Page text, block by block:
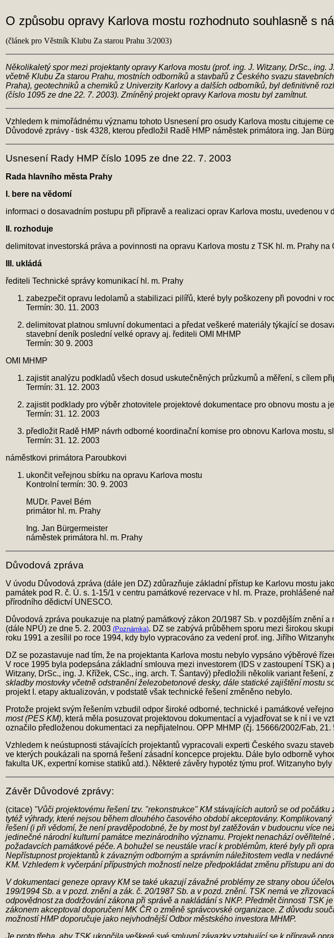
O způsobu opravy Karlova mostu rozhodnuto souhlasně s
(článek pro Věstník Klubu Za starou Prahu 3/2003)
Několikaletý spor mezi projektanty opravy Karlova mostu (prof. ing. J. Witzany, DrSc.,
včetně Klubu Za starou Prahu, mostních odborníků a stavbařů z Českého svazu
Praha), geotechniků a chemiků z Univerzity Karlovy a dalších odborníků, byl definitivně
(číslo 1095 ze dne 22. 7. 2003). Zmíněný projekt opravy Karlova mostu byl zamítnut.
Vzhledem k mimořádnému významu tohoto Usnesení pro osudy Karlova mostu citujeme
Důvodové zprávy - tisk 4328, kterou předložil Radě HMP náměstek primátora ing. Jan
Usnesení Rady HMP číslo 1095 ze dne 22. 7. 2003
Rada hlavního města Prahy
I. bere na vědomí
informaci o dosavadním postupu při přípravě a realizaci oprav Karlova mostu, uvedenou v
II. rozhoduje
delimitovat investorská práva a povinnosti na opravu Karlova mostu z TSK hl. m. Prahy na
III. ukládá
řediteli Technické správy komunikací hl. m. Prahy
zabezpečit opravu ledolamů a stabilizaci pilířů, které byly poškozeny při povodni v
Termín: 30. 11. 2003
delimitovat platnou smluvní dokumentaci a předat veškeré materiály týkající se
stavební deník poslední velké opravy aj. řediteli OMI MHMP
Termín: 30 9. 2003
OMI MHMP
zajistit analýzu podkladů všech dosud uskutečněných průzkumů a měření, s cílem
Termín: 31. 12. 2003
zajistit podklady pro výběr zhotovitele projektové dokumentace pro obnovu mostu a
Termín: 31. 12. 2003
předložit Radě HMP návrh odborné koordinační komise pro obnovu Karlova mostu,
Termín: 31. 12. 2003
náměstkovi primátora Paroubkovi
ukončit veřejnou sbírku na opravu Karlova mostu
Kontrolní termín: 30. 9. 2003
MUDr. Pavel Bém
primátor hl. m. Prahy
Ing. Jan Bürgermeister
náměstek primátora hl. m. Prahy
Důvodová zpráva
V úvodu Důvodová zpráva (dále jen DZ) zdůrazňuje základní přístup ke Karlovu mostu
památek pod R. č. Ú. s. 1-15/1 v centru památkové rezervace v hl. m. Praze, prohlášené
přírodního dědictví UNESCO.
Důvodová zpráva poukazuje na platný památkový zákon 20/1987 Sb. v pozdějším znění
(dále NPÚ) ze dne 5. 2. 2003 (Poznámka). DZ se zabývá průběhem sporu mezi širokou
roku 1991 a zesílil po roce 1994, kdy bylo vypracováno za vedení prof. ing. Jiřího
DZ se pozastavuje nad tím, že na projektanta Karlova mostu nebylo vypsáno výběrové
V roce 1995 byla podepsána základní smlouva mezi investorem (IDS v zastoupení TSK)
Witzany, DrSc., ing. J. Křížek, CSc., ing. arch. T. Šantavý) předložili několik variant řešení,
skladby mostovky včetně odstranění železobetonové desky, dále statické zajištění mostu
projekt I. etapy aktualizován, v podstatě však technické řešení změněno nebylo.
Protože projekt svým řešením vzbudil odpor široké odborné, technické i památkové
most (PES KM), která měla posuzovat projektovou dokumentací a vyjadřovat se k ní i ve
označilo předloženou dokumentaci za nepřijatelnou. OPP MHMP (čj. 15666/2002/Fab,
Vzhledem k neústupnosti stávajících projektantů vypracovali experti Českého svazu
ve kterých poukázali na sporná řešení zásadní koncepce projektu. Dále bylo odborně
fakulta UK, expertní komise statiků atd.). Některé závěry hypotéz týmu prof. Witzanyho
Závěr Důvodové zprávy:
(citace) "Vůči projektovému řešení tzv. "rekonstrukce" KM stávajících autorů se od
tytéž výhrady, které nejsou během dlouhého časového období akceptovány.
řešení (i při vědomí, že není pravděpodobné, že by most byl zatěžován v budoucnu více
jedinečné národní kulturní památce mezinárodního významu. Projekt nenachází
požadavcích památkové péče. A bohužel se neustále vrací k problémům, které byly při
Nepřístupnost projektantů k závazným odborným a správním náležitostem vedla v
KM. Vzhledem k vyčerpání přípustných možností nelze předpokládat změnu přístupu ani
V dokumentaci geneze opravy KM se také ukazují závažné problémy ze strany obou
199/1994 Sb. a v pozd. znění a zák. č. 20/1987 Sb. a v pozd. znění. TSK nemá ve
odpovědnost za dodržování zákona při správě a nakládání s NKP. Předmět činnosti TSK
zákonem akceptoval doporučení MK ČR o změně správcovské organizace. Z důvodu
možností HMP doporučuje jako nejvhodnější Odbor městského investora MHMP.
Je proto třeba, aby TSK ukončila veškeré své smluvní závazky vztahující se k přípravě